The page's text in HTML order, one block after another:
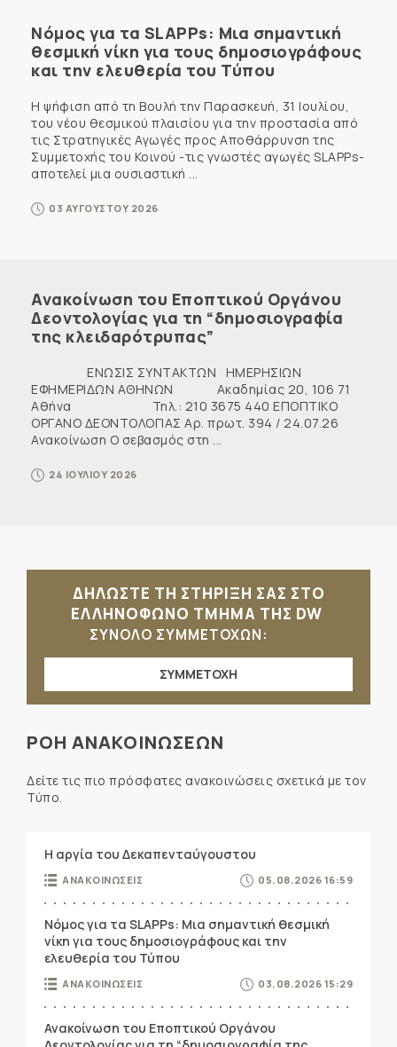
Νόμος για τα SLAPPs: Μια σημαντική
θεσμική νίκη για τους δημοσιογράφους
και την ελευθερία του Τύπου
Η ψήφιση από τη Βουλή την Παρασκευή, 31 Ιουλίου,
του νέου θεσμικού πλαισίου για την προστασία από
τις Στρατηγικές Αγωγές προς Αποθάρρυνση της
Συμμετοχής του Κοινού -τις γνωστές αγωγές SLAPPs-
αποτελεί μια ουσιαστική ...
03 ΑΥΓΟΥΣΤΟΥ 2026
Ανακοίνωση του Εποπτικού Οργάνου
Δεοντολογίας για τη “δημοσιογραφία
της κλειδαρότρυπας”
ΕΝΩΣΙΣ ΣΥΝΤΑΚΤΩΝ ΗΜΕΡΗΣΙΩΝ
ΕΦΗΜΕΡΙΔΩΝ ΑΘΗΝΩΝ Ακαδημίας 20, 106 71
Αθήνα Τηλ.: 210 3675 440 ΕΠΟΠΤΙΚΟ
ΟΡΓΑΝΟ ΔΕΟΝΤΟΛΟΓΙΑΣ Αρ. πρωτ. 394 / 24.07.26
Ανακοίνωση Ο σεβασμός στη ...
24 ΙΟΥΛΙΟΥ 2026
ΔΗΛΩΣΤΕ ΤΗ ΣΤΗΡΙΞΗ ΣΑΣ ΣΤΟ
ΕΛΛΗΝΟΦΩΝΟ ΤΜΗΜΑ ΤΗΣ DW
ΣΥΝΟΛΟ ΣΥΜΜΕΤΟΧΩΝ:
ΣΥΜΜΕΤΟΧΗ
ΡΟΗ ΑΝΑΚΟΙΝΩΣΕΩΝ
Δείτε τις πιο πρόσφατες ανακοινώσεις σχετικά με τον
Τύπο.
Η αργία του Δεκαπενταύγουστου
ΑΝΑΚΟΙΝΩΣΕΙΣ 05.08.2026 16:59
Νόμος για τα SLAPPs: Μια σημαντική θεσμική
νίκη για τους δημοσιογράφους και την
ελευθερία του Τύπου
ΑΝΑΚΟΙΝΩΣΕΙΣ 03.08.2026 15:29
Ανακοίνωση του Εποπτικού Οργάνου